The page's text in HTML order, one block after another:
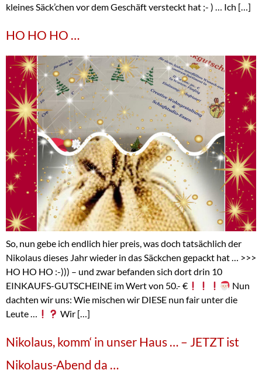
kleines Säck’chen vor dem Geschäft versteckt hat ;- ) … Ich […]
HO HO HO …
So, nun gebe ich endlich hier preis, was doch tatsächlich der
Nikolaus dieses Jahr wieder in das Säckchen gepackt hat … >>>
HO HO HO :-))) – und zwar befanden sich dort drin 10
EINKAUFS-GUTSCHEINE im Wert von 50.- €
Nun
dachten wir uns: Wie mischen wir DIESE nun fair unter die
Leute …
Wir […]
Nikolaus, komm‘ in unser Haus … – JETZT ist
Nikolaus-Abend da …